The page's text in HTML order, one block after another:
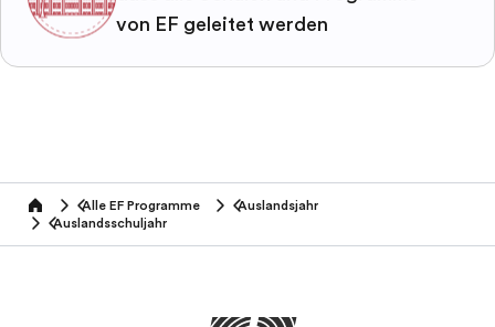
von EF geleitet werden
home Alle EF Programme
Auslandsjahr
Auslandsschuljahr